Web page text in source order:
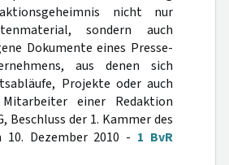
nicht nur
sondern auch
Dokumente eines Presse-
aus denen sich
Projekte oder auch
einer Redaktion
Beschluss der 1. Kammer des
Dezember 2010 - 1 BvR